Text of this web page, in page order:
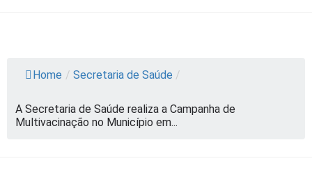
Home / Secretaria de Saúde /
A Secretaria de Saúde realiza a Campanha de
Multivacinação no Município em...